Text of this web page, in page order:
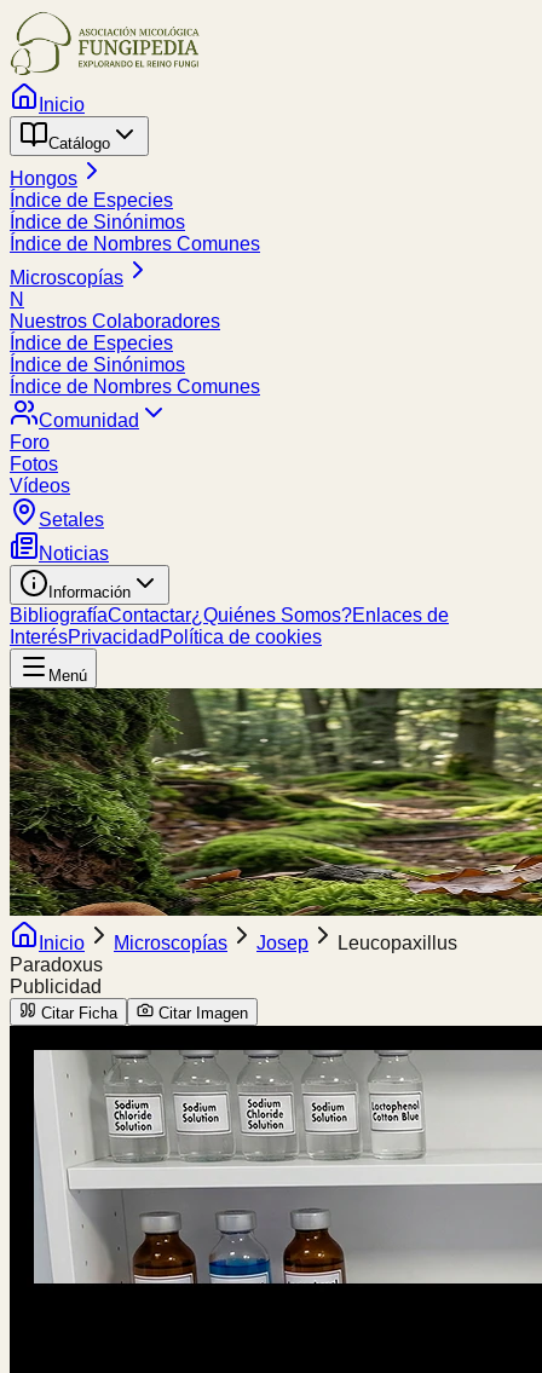
Inicio
Catálogo
Hongos
Índice de Especies
Índice de Sinónimos
Índice de Nombres Comunes
Microscopías
N
Nuestros Colaboradores
Índice de Especies
Índice de Sinónimos
Índice de Nombres Comunes
Comunidad
Foro
Fotos
Vídeos
Setales
Noticias
Información
BibliografíaContactar¿Quiénes Somos?Enlaces de
InterésPrivacidad Política de cookies
Menú
Inicio Microscopías Josep
Leucopaxillus
Paradoxus
Publicidad
Citar Ficha Citar Imagen